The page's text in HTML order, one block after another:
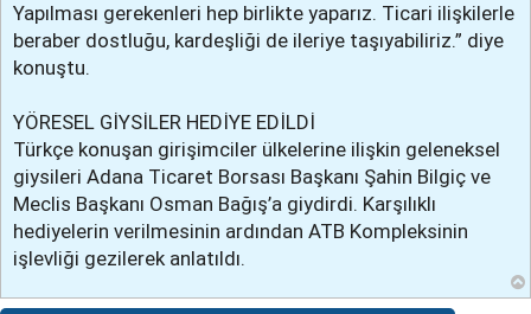
Yapılması gerekenleri hep birlikte yaparız. Ticari ilişkilerle
beraber dostluğu, kardeşliği de ileriye taşıyabiliriz.” diye
konuştu.
YÖRESEL GİYSİLER HEDİYE EDİLDİ
Türkçe konuşan girişimciler ülkelerine ilişkin geleneksel
giysileri Adana Ticaret Borsası Başkanı Şahin Bilgiç ve
Meclis Başkanı Osman Bağış’a giydirdi. Karşılıklı
hediyelerin verilmesinin ardından ATB Kompleksinin
işlevliği gezilerek anlatıldı.